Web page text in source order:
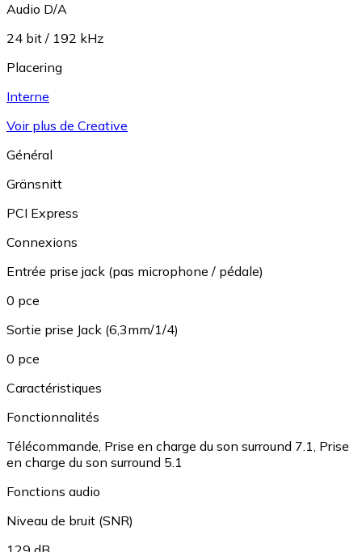
Audio D/A
24 bit / 192 kHz
Placering
Interne
Voir plus de Creative
Général
Gränsnitt
PCI Express
Connexions
Entrée prise jack (pas microphone / pédale)
0 pce
Sortie prise Jack (6,3mm/1/4)
0 pce
Caractéristiques
Fonctionnalités
Télécommande, Prise en charge du son surround 7.1, Prise
en charge du son surround 5.1
Fonctions audio
Niveau de bruit (SNR)